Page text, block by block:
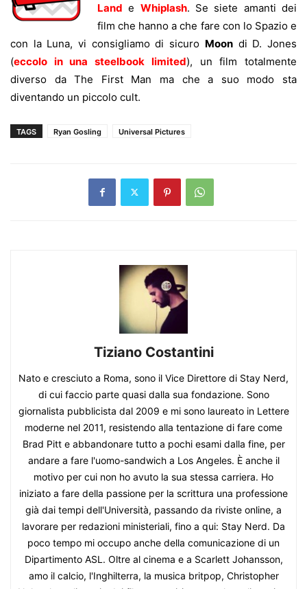
Land e Whiplash. Se siete amanti dei
film che hanno a che fare con lo Spazio e
con la Luna, vi consigliamo di sicuro Moondi D. Jones
(eccolo in una steelbook limited), un film totalmente
diverso da The First Man ma che a suo modo sta
diventando un piccolo cult.
TAGS Ryan Gosling Universal Pictures
Tiziano Costantini
Nato e cresciuto a Roma, sono il Vice Direttore di Stay Nerd,
di cui faccio parte quasi dalla sua fondazione. Sono
giornalista pubblicista dal 2009 e mi sono laureato in Lettere
moderne nel 2011, resistendo alla tentazione di fare come
Brad Pitt e abbandonare tutto a pochi esami dalla fine, per
andare a fare l'uomo-sandwich a Los Angeles. È anche il
motivo per cui non ho avuto la sua stessa carriera. Ho
iniziato a fare della passione per la scrittura una professione
già dai tempi dell'Università, passando da riviste online, a
lavorare per redazioni ministeriali, fino a qui: Stay Nerd. Da
poco tempo mi occupo anche della comunicazione di un
Dipartimento ASL. Oltre al cinema e a Scarlett Johansson,
amo il calcio, l'Inghilterra, la musica britpop, Christopher